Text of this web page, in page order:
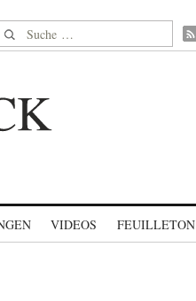
Suche nach:
VIDEOS FEUILLETON